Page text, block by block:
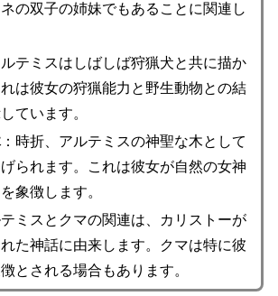
の双子の姉妹でもあることに関連し
テミスはしばしば狩猟犬と共に描か
は彼女の狩猟能力と野生動物との結
ています。
：時折、アルテミスの神聖な木として
られます。これは彼女が自然の女神
象徴します。
テミスとクマの関連は、カリストーが
た神話に由来します。クマは特に彼
とされる場合もあります。